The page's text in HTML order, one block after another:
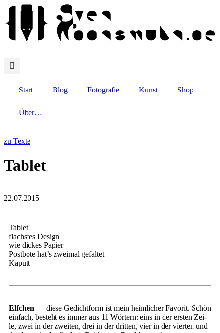
Start Blog Fotografie Kunst Shop
Über…
zu Texte
Tablet
22.07.2015
Tablet
flachs­tes Design
wie dickes Papier
Post­bo­te hat’s zwei­mal gefal­tet –
Kaputt
Elf­chen — die­se Gedicht­form ist mein heim­li­cher Favo­rit. Schön
ein­fach, besteht es immer aus 11 Wör­tern: eins in der ers­ten Zei­
le, zwei in der zwei­ten, drei in der drit­ten, vier in der vier­ten und